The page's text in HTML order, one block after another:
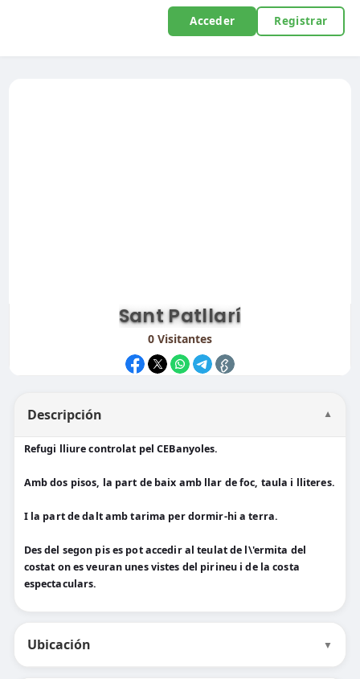
Acceder Registrar
Sant Patllarí
0Visitantes
Descripción ▼
Refugi lliure controlat pel CEBanyoles.
Amb dos pisos, la part de baix amb llar de foc, taula i lliteres.
I la part de dalt amb tarima per dormir-hi a terra.
Des del segon pis es pot accedir al teulat de l\'ermita del
costat on es veuran unes vistes del pirineu i de la costa
espectaculars.
Ubicación ▼